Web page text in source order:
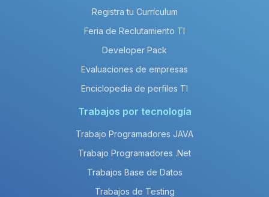
Registra tu Currículum
Feria de Reclutamiento TI
Developer Pack
Evaluaciones de empresas
Enciclopedia de perfiles TI
Trabajos por tecnología
Trabajo Programadores JAVA
Trabajo Programadores .Net
Trabajos Base de Datos
Trabajos de Testing